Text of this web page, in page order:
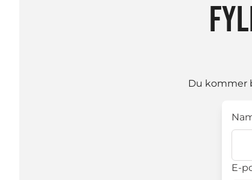
Du kommer
E-